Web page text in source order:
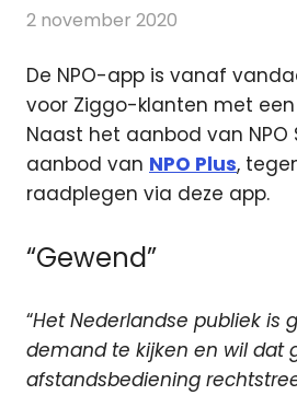
2 november 2020
De NPO-app is vanaf
voor Ziggo-klanten met een
Naast het aanbod van NPO
aanbod van NPO Plus,
raadplegen via deze app.
“Gewend”
“Het Nederlandse publiek is
demand te kijken en wil dat
afstandsbediening